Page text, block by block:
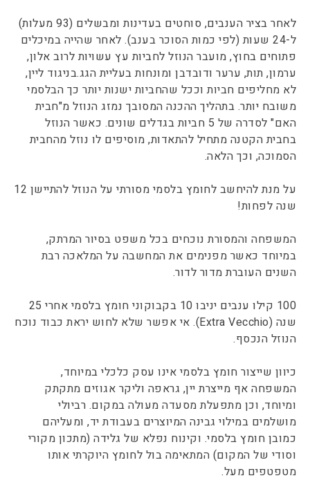
לאחר בציר הענבים, סוחטים בעדינות ומבשלים (93 מעלות)
ל-24 שעות (לפי כמות הסוכר בענב). לאחר שהייה במיכלים
פתוחים בחוץ, מועבר הנוזל לחביות עץ עשויות לרוב אלון,
ערמון, תות, ערער ודובדבן ומונחות בעליית הגג.בניגוד ליין,
לא מחליפים חביות וככל שהחביות ישנות יותר כך הבלסמי
משובח יותר. בתהליך ההכנה המסובך נמזג הנוזל מ"חבית
האם" לסדרה של 5 חביות בגדלים שונים. כאשר הנוזל
בחבית הקטנה מתחיל להתאדות, מוסיפים לו נוזל מהחבית
הסמוכה, וכך הלאה.
על מנת להיחשב לחומץ בלסמי מסורתי על הנוזל להתיישן 12
שנה לפחות!
המשפחה והמסורת נוכחים בכל משפט בסיור המרתק,
במיוחד כאשר מפנימים את המחשבה על המלאכה רבת
השנים העוברת מדור לדור.
100 קילו ענבים יניבו 10 בקבוקוני חומץ בלסמי אחרי 25
שנה (Extra Vecchio). אי אפשר שלא לחוש יראת כבוד נוכח
הנוזל הנכסף.
כיוון שייצור חומץ בלסמי אינו עסק כלכלי במיוחד,
המשפחה אף מייצרת יין, גראפה וליקר אגוזים מתקתק
ומיוחד, וכן מתפעלת מסעדה מעולה במקום. רביולי
מושלמים במילוי גבינה המיוצרים בעבודת יד, ומעליהם
כמובן חומץ בלסמי. וקינוח נפלא של גלידה (מתכון מקורי
וסודי של המקום) המתאימה בול לחומץ היוקרתי אותו
מטפטפים מעל.